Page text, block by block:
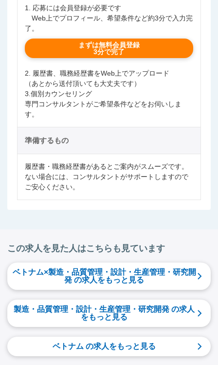
1. 応募には会員登録が必要です
Web上でプロフィール、希望条件など約3分で入力完
了。
まずは無料会員登録
3分で完了
2. 履歴書、職務経歴書をWeb上でアップロード
（あとから送付頂いても大丈夫です）
3.個別カウンセリング
専門コンサルタントがご希望条件などをお伺いしま
す。
準備するもの
履歴書・職務経歴書があるとご案内がスムーズです。
ない場合には、コンサルタントがサポートしますので
ご安心ください。
この求人を見た人はこちらも見ています
ベトナム×製造・品質管理・設計・生産管理・研究開
発 の求人をもっと見る
製造・品質管理・設計・生産管理・研究開発 の求人
をもっと見る
ベトナム の求人をもっと見る